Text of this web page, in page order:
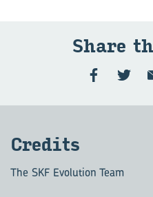
Share
Cred­its
The SKF Evolution Team